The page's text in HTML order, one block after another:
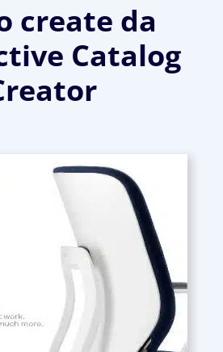
create da
Catalog